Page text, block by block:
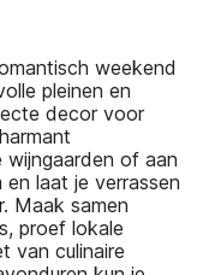
weekend
pleinen en
decor voor
wijngaarden of aan
laat je verrassen
Maak samen
proef lokale
van culinaire